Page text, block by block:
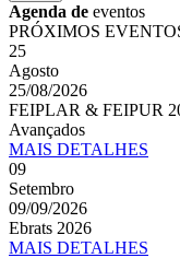
Agenda de eventos
PRÓXIMOS
25
Agosto
25/08/2026
FEIPLAR & FEIPUR
Avançados
MAIS DETALHES
09
Setembro
09/09/2026
Ebrats 2026
MAIS DETALHES